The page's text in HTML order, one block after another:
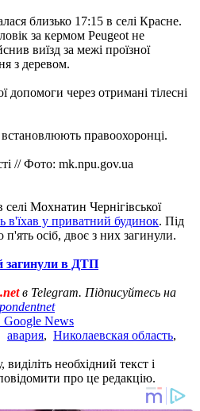
близько 17:15 в селі Красне.
за кермом Peugeot не
виїзд за межі проїзної
з деревом.
через отримані тілесні
правоохоронці.
// Фото: mk.npu.gov.ua
Мохнатин Чернігівської
в'їхав у приватний будинок. Під
п'ять осіб, двоє з них загинули.
загинули в ДТП
в Telegram. Підписуйтесь на
Google News
авария, Николаевская область,
необхідний текст і
про це редакцію.